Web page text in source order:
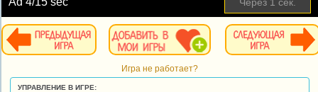
Игра не работает?
УПРАВЛЕНИЕ В ИГРЕ: